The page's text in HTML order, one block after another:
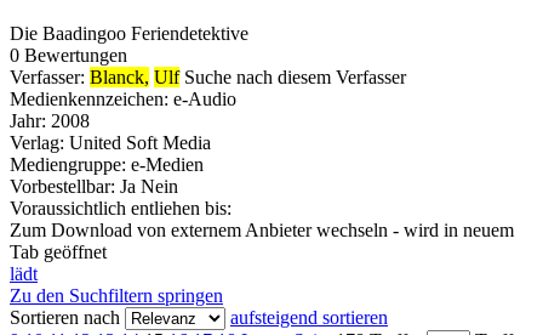
Die Baadingoo Feriendetektive
0 Bewertungen
Verfasser: Blanck, Ulf Suche nach diesem Verfasser
Medienkennzeichen: e-Audio
Jahr: 2008
Verlag: United Soft Media
Mediengruppe: e-Medien
Vorbestellbar: Ja Nein
Voraussichtlich entliehen bis:
Zum Download von externem Anbieter wechseln - wird in neuem
Tab geöffnet
lädt
Zu den Suchfiltern springen
Sortieren nach
aufsteigend sortieren